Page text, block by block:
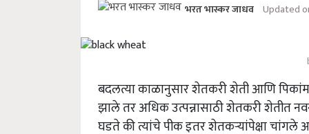
भरत भास्कर जाधव Updated
बदलत्या काळानुसार शेतकरी शेती आणि
झाले तर अधिक उत्पन्नासाठी शेतकरी शेतीत
घडते की त्यांचे पीक इतर शेतकऱ्यांपेक्षा चांगले